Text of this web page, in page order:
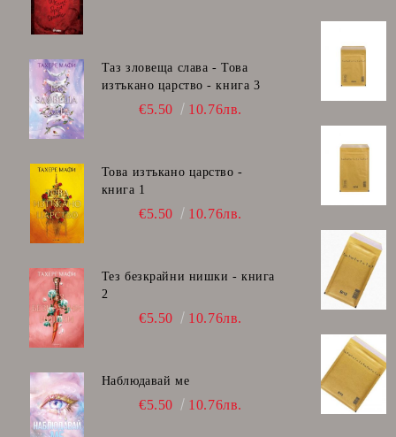
Таз зловеща слава - Това
изтъкано царство - книга 3
€5.50 10.76лв.
Това изтъкано царство -
книга 1
€5.50 10.76лв.
Тез безкрайни нишки - книга
2
€5.50 10.76лв.
Наблюдавай ме
€5.50 10.76лв.